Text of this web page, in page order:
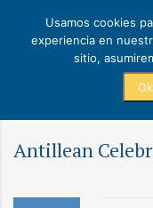
Antillean
Usamos cookies
experiencia en
sitio,
Ok